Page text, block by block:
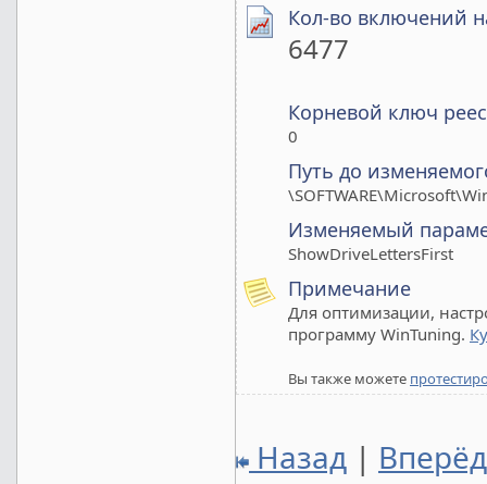
Кол-во включений
6477
Корневой ключ
0
Путь до
Изменяемый
ShowDriveLettersFirst
Примечание
Для оптимизации,
программу WinTuning.
Вы также можете
Назад |